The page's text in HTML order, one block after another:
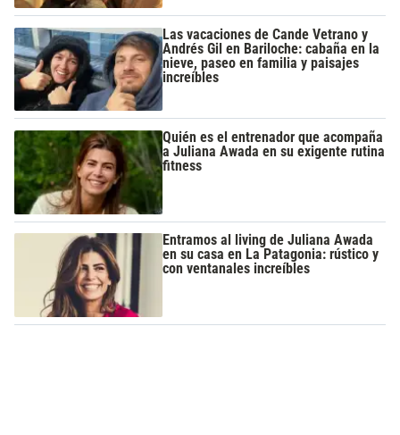
Las vacaciones de Cande Vetrano y
Andrés Gil en Bariloche: cabaña en la
nieve, paseo en familia y paisajes
increíbles
Quién es el entrenador que acompaña
a Juliana Awada en su exigente rutina
fitness
Entramos al living de Juliana Awada
en su casa en La Patagonia: rústico y
con ventanales increíbles